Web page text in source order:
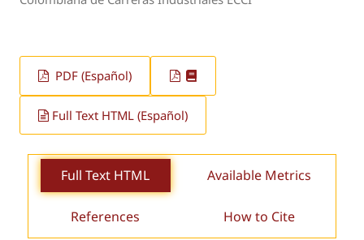
PDF (Español)
Full Text HTML (Español)
Full Text HTML Available Metrics
References How to Cite